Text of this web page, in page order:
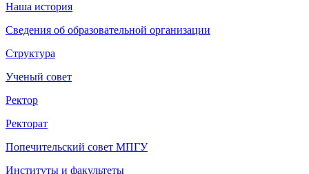
Наша история
Сведения об образовательной организации
Структура
Ученый совет
Ректор
Ректорат
Попечительский совет МПГУ
Институты и факультеты